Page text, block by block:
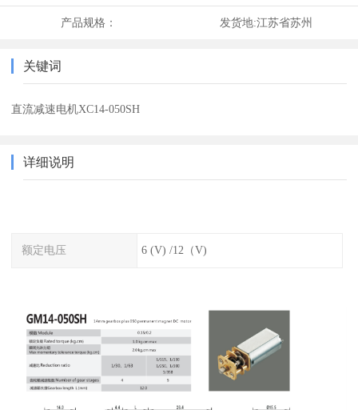
产品规格： 发货地:江苏省苏州
关键词
直流减速电机XC14-050SH
详细说明
额定电压 6 (V) /12（V)